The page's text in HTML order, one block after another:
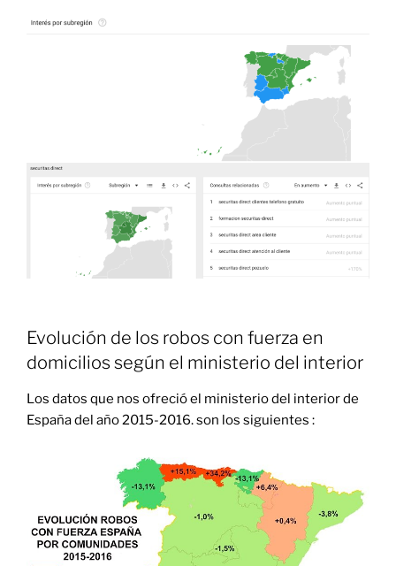
Evolución de los robos con fuerza en
domicilios según el ministerio del interior
Los datos que nos ofreció el ministerio del interior de
España del año 2015-2016. son los siguientes :